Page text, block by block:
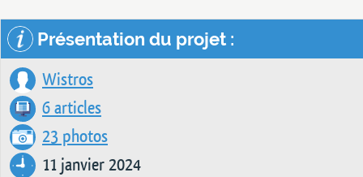
Présentation du projet :
Wistros
6 articles
23 photos
11 janvier 2024